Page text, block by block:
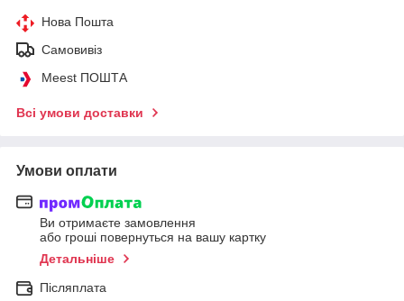
Нова Пошта
Самовивіз
Meest ПОШТА
Всі умови доставки
Умови оплати
Ви отримаєте замовлення
або гроші повернуться на вашу картку
Детальніше
Післяплата